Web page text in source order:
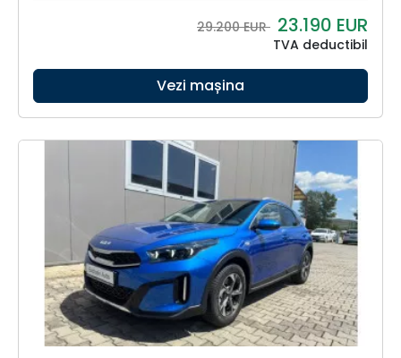
29.200 EUR 23.190 EUR
TVA deductibil
Vezi mașina